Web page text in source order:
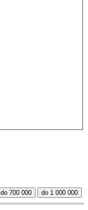
do 700 000 do 1 000 000